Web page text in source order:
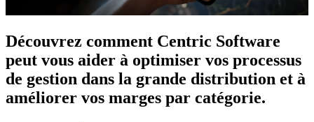
Découvrez comment Centric Software
peut vous aider à optimiser vos processus
de gestion dans la grande distribution et à
améliorer vos marges par catégorie.